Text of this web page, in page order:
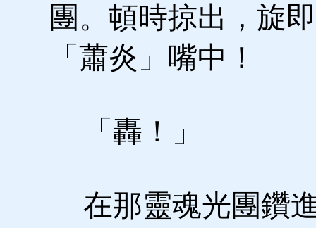
團。頓時掠出，旋
「蕭炎」嘴中！
「轟！」
在那靈魂光團鑽